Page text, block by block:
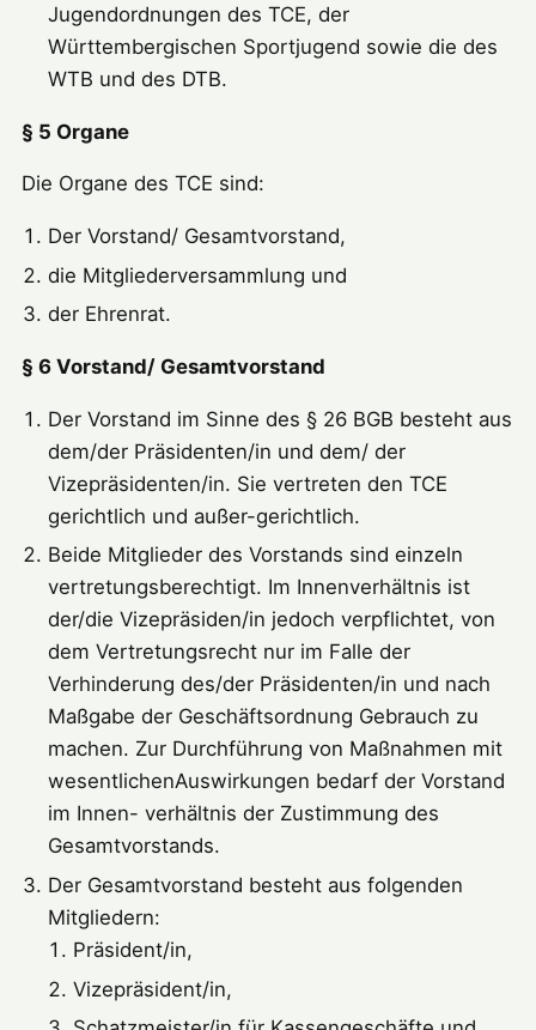
Jugendordnungen des TCE, der
Württembergischen Sportjugend sowie die des
WTB und des DTB.
§ 5 Organe
Die Organe des TCE sind:
Der Vorstand/ Gesamtvorstand,
die Mitgliederversammlung und
der Ehrenrat.
§ 6 Vorstand/ Gesamtvorstand
Der Vorstand im Sinne des § 26 BGB besteht aus
dem/der Präsidenten/in und dem/ der
Vizepräsidenten/in. Sie vertreten den TCE
gerichtlich und außer-gerichtlich.
Beide Mitglieder des Vorstands sind einzeln
vertretungsberechtigt. Im Innenverhältnis ist
der/die Vizepräsiden/in jedoch verpflichtet, von
dem Vertretungsrecht nur im Falle der
Verhinderung des/der Präsidenten/in und nach
Maßgabe der Geschäftsordnung Gebrauch zu
machen. Zur Durchführung von Maßnahmen mit
wesentlichenAuswirkungen bedarf der Vorstand
im Innen- verhältnis der Zustimmung des
Gesamtvorstands.
Der Gesamtvorstand besteht aus folgenden
Mitgliedern:
Präsident/in,
Vizepräsident/in,